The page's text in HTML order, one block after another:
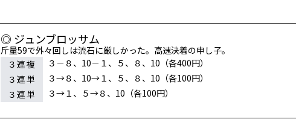
◎ ジュンブロッサム
斤量59で外々回しは流石に厳しかった。高速決着の申し子。
３連複
３－８、10－１、５、８、10（各400円）
３連単
３→８、10→１、５、８、10（各100円）
３連単
３→１、５→８、10（各100円）